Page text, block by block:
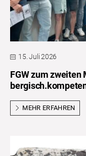
15. Juli 2026
FGW zum
MEHR ERFAHREN